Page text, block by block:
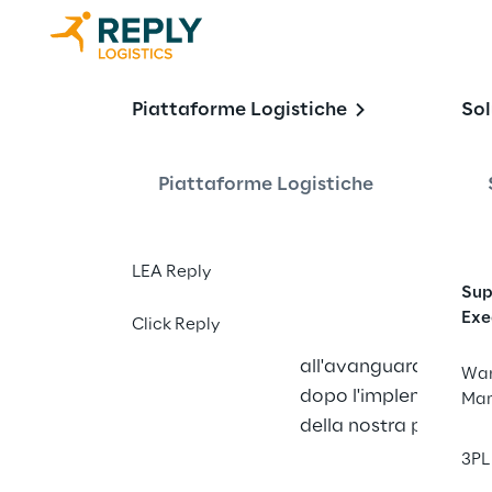
Piattaforme Logistiche
Piattaforme Logistiche
LEA Reply
Click Reply
Costruiamo
Chain del
Noi di Logistics
è unica, così come
all'avanguardia:
dopo
della nostra